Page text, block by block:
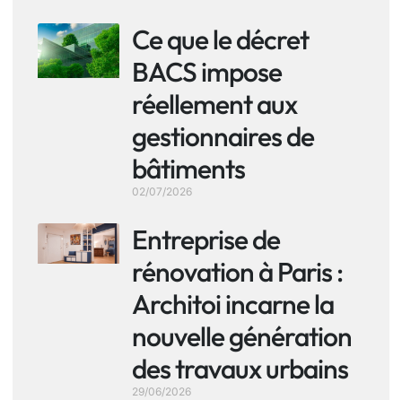
Ce que le décret
BACS impose
réellement aux
gestionnaires de
bâtiments
02/07/2026
Entreprise de
rénovation à Paris :
Architoi incarne la
nouvelle génération
des travaux urbains
29/06/2026